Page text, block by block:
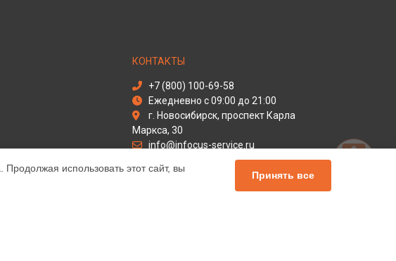
КОНТАКТЫ
+7 (800) 100-69-58
Ежедневно с 09:00 до 21:00
г. Новосибирск, проспект Карла
Маркса, 30
info@infocus-service.ru
Политика конфиденциальности
использовать этот сайт, вы
Принять все